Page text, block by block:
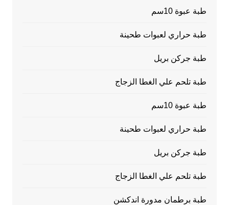
طبة عبوة 10سم
طبة حراري لعبوات طحينة
طبة جركن بريل
طبة تلحم علي الغطا الزجاج
طبة عبوة 10سم
طبة حراري لعبوات طحينة
طبة جركن بريل
طبة تلحم علي الغطا الزجاج
طبة برطمان مدورة اندكشن